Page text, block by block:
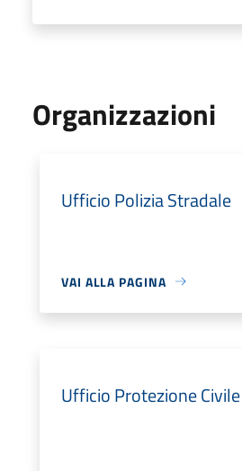
Organizzazioni
Ufficio Polizia Stradale
VAI ALLA PAGINA
Ufficio Protezione Civile